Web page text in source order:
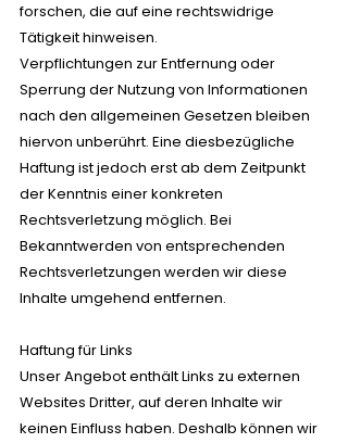
forschen, die auf eine rechtswidrige
Tätigkeit hinweisen.
Verpflichtungen zur Entfernung oder
Sperrung der Nutzung von Informationen
nach den allgemeinen Gesetzen bleiben
hiervon unberührt. Eine diesbezügliche
Haftung ist jedoch erst ab dem Zeitpunkt
der Kenntnis einer konkreten
Rechtsverletzung möglich. Bei
Bekanntwerden von entsprechenden
Rechtsverletzungen werden wir diese
Inhalte umgehend entfernen.
Haftung für Links
Unser Angebot enthält Links zu externen
Websites Dritter, auf deren Inhalte wir
keinen Einfluss haben. Deshalb können wir